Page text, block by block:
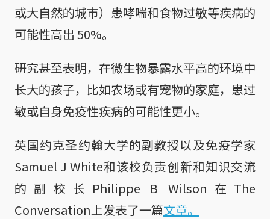
或大自然的城市）患哮喘和食物过敏等疾病的
可能性高出 50%。
研究甚至表明，在微生物暴露水平高的环境中
长大的孩子，比如农场或有宠物的家庭，患过
敏或自身免疫性疾病的可能性更小。
英国约克圣约翰大学的副教授以及免疫学家
Samuel J White和该校负责创新和知识交流
的副校长Philippe B Wilson在The
Conversation上发表了一篇文章。